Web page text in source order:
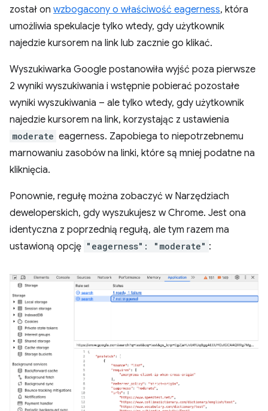
został on wzbogacony o właściwość eagerness, która
umożliwia spekulacje tylko wtedy, gdy użytkownik
najedzie kursorem na link lub zacznie go klikać.
Wyszukiwarka Google postanowiła wyjść poza pierwsze
2 wyniki wyszukiwania i wstępnie pobierać pozostałe
wyniki wyszukiwania – ale tylko wtedy, gdy użytkownik
najedzie kursorem na link, korzystając z ustawienia
moderate eagerness. Zapobiega to niepotrzebnemu
marnowaniu zasobów na linki, które są mniej podatne na
kliknięcia.
Ponownie, regułę można zobaczyć w Narzędziach
deweloperskich, gdy wyszukujesz w Chrome. Jest ona
identyczna z poprzednią regułą, ale tym razem ma
ustawioną opcję "eagerness": "moderate" :